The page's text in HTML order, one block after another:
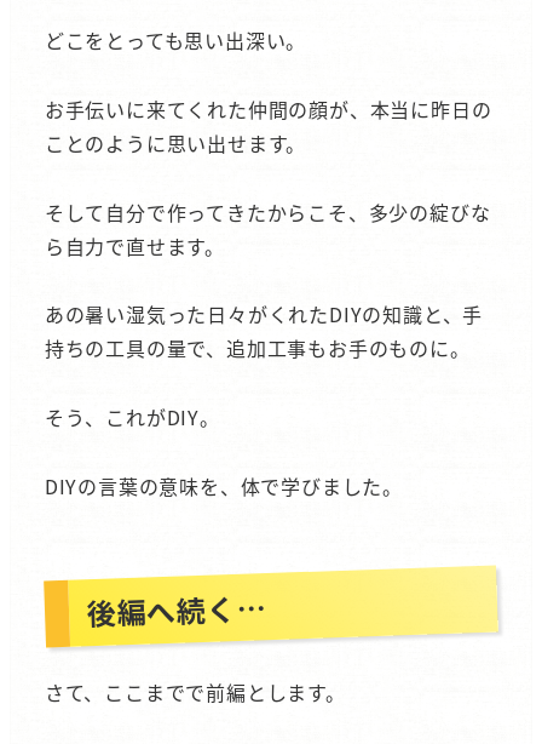
どこをとっても思い出深い。
お手伝いに来てくれた仲間の顔が、本当に昨日の
ことのように思い出せます。
そして自分で作ってきたからこそ、多少の綻びな
ら自力で直せます。
あの暑い湿気った日々がくれたDIYの知識と、手
持ちの工具の量で、追加工事もお手のものに。
そう、これがDIY。
DIYの言葉の意味を、体で学びました。
後編へ続く…
さて、ここまでで前編とします。